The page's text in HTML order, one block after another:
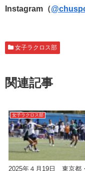
Instagram（
女子ラクロス部
関連記事
女子ラクロス部
2025年４月19日 東京都